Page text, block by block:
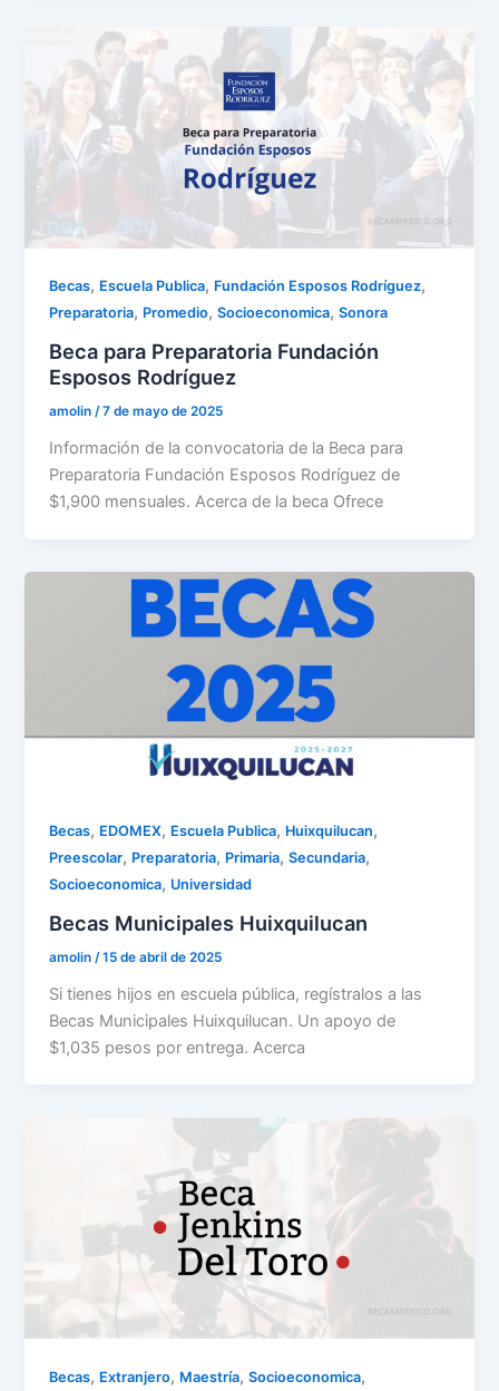
Becas, Escuela Publica, Fundación Esposos Rodríguez,
Preparatoria, Promedio,Socioeconomica,Sonora
Beca para Preparatoria Fundación
Esposos Rodríguez
amolin/7 de mayo de 2025
Información de la convocatoria de la Beca para
Preparatoria Fundación Esposos Rodríguez de
$1,900 mensuales. Acerca de la beca Ofrece
Becas, EDOMEX, Escuela Publica, Huixquilucan,
Preescolar, Preparatoria, Primaria,Secundaria,
Socioeconomica, Universidad
Becas Municipales Huixquilucan
amolin /15 de abril de 2025
Si tienes hijos en escuela pública, regístralos a las
Becas Municipales Huixquilucan. Un apoyo de
$1,035 pesos por entrega. Acerca
Becas, Extranjero, Maestría,Socioeconomica,